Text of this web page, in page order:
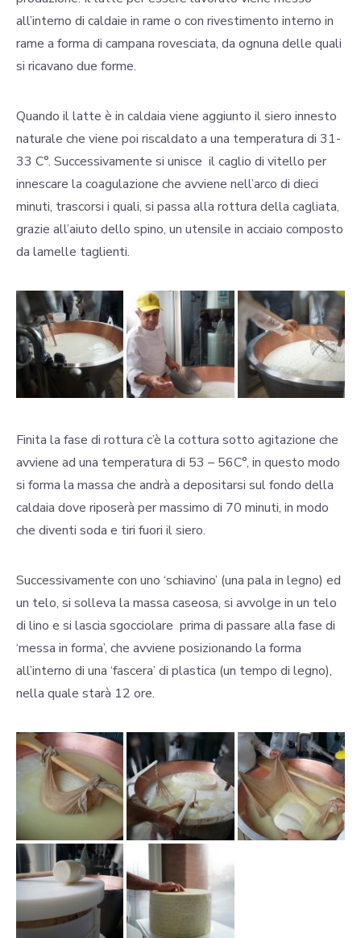
all’interno di caldaie in rame o con rivestimento interno in
rame a forma di campana rovesciata, da ognuna delle quali
si ricavano due forme.
Quando il latte è in caldaia viene aggiunto il siero innesto
naturale che viene poi riscaldato a una temperatura di 31-
33 C°. Successivamente si unisce il caglio di vitello per
innescare la coagulazione che avviene nell’arco di dieci
minuti, trascorsi i quali, si passa alla rottura della cagliata,
grazie all’aiuto dello spino, un utensile in acciaio composto
da lamelle taglienti.
Finita la fase di rottura c’è la cottura sotto agitazione che
avviene ad una temperatura di 53 – 56C°, in questo modo
si forma la massa che andrà a depositarsi sul fondo della
caldaia dove riposerà per massimo di 70 minuti, in modo
che diventi soda e tiri fuori il siero.
Successivamente con uno ‘schiavino’ (una pala in legno) ed
un telo, si solleva la massa caseosa, si avvolge in un telo
di lino e si lascia sgocciolare prima di passare alla fase di
‘messa in forma’, che avviene posizionando la forma
all’interno di una ‘fascera’ di plastica (un tempo di legno),
nella quale starà 12 ore.